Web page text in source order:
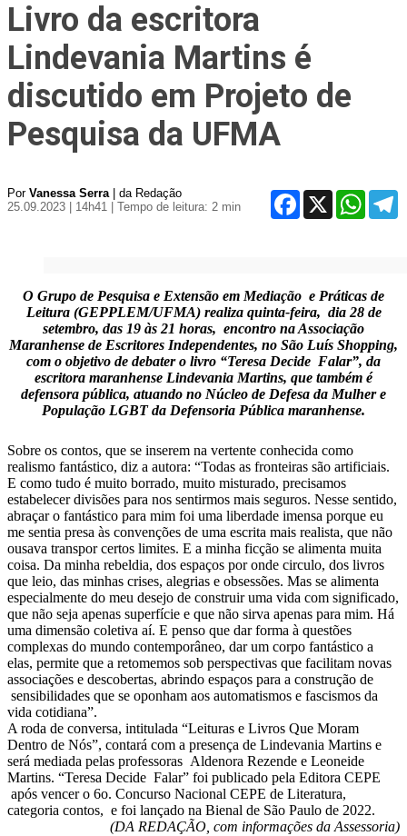
Livro da escritora
Lindevania Martins é
discutido em Projeto de
Pesquisa da UFMA
Por Vanessa Serra| da Redação
25.09.2023 | 14h41
| Tempo de leitura: 2 min
Facebook
X
O Grupo de Pesquisa e Extensão em Mediação e Práticas de
Leitura (GEPPLEM/UFMA) realiza quinta-feira, dia 28 de
setembro, das 19 às 21 horas, encontro na Associação
Maranhense de Escritores Independentes, no São Luís Shopping,
com o objetivo de debater o livro “Teresa Decide Falar”, da
escritora maranhense Lindevania Martins, que também é
defensora pública, atuando no Núcleo de Defesa da Mulher e
População LGBT da Defensoria Pública maranhense.
Sobre os contos, que se inserem na vertente conhecida como
realismo fantástico, diz a autora: “Todas as fronteiras são artificiais.
E como tudo é muito borrado, muito misturado, precisamos
estabelecer divisões para nos sentirmos mais seguros. Nesse sentido,
abraçar o fantástico para mim foi uma liberdade imensa porque eu
me sentia presa às convenções de uma escrita mais realista, que não
ousava transpor certos limites. E a minha ficção se alimenta muita
coisa. Da minha rebeldia, dos espaços por onde circulo, dos livros
que leio, das minhas crises, alegrias e obsessões. Mas se alimenta
especialmente do meu desejo de construir uma vida com significado,
que não seja apenas superfície e que não sirva apenas para mim. Há
uma dimensão coletiva aí. E penso que dar forma à questões
complexas do mundo contemporâneo, dar um corpo fantástico a
elas, permite que a retomemos sob perspectivas que facilitam novas
associações e descobertas, abrindo espaços para a construção de
sensibilidades que se oponham aos automatismos e fascismos da
vida cotidiana”.
A roda de conversa, intitulada “Leituras e Livros Que Moram
Dentro de Nós”, contará com a presença de Lindevania Martins e
será mediada pelas professoras Aldenora Rezende e Leoneide
Martins. “Teresa Decide Falar” foi publicado pela Editora CEPE
após vencer o 6o. Concurso Nacional CEPE de Literatura,
categoria contos, e foi lançado na Bienal de São Paulo de 2022.
(DA REDAÇÃO, com informações da Assessoria)